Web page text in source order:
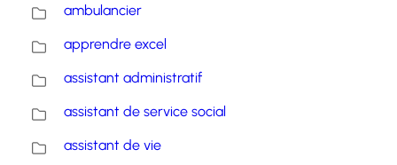
ambulancier
apprendre excel
assistant administratif
assistant de service social
assistant de vie